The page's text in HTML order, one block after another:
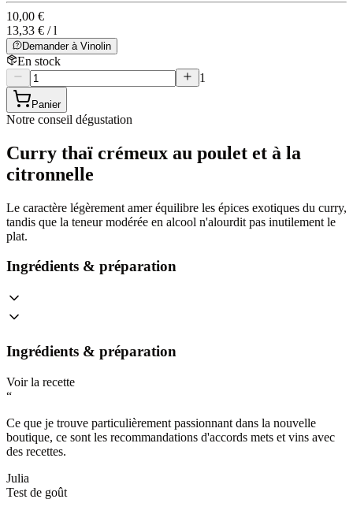
10,00 €
13,33 € / l
Demander à Vinolin
En stock
1
Panier
Notre conseil dégustation
Curry thaï crémeux au poulet et à la
citronnelle
Le caractère légèrement amer équilibre les épices exotiques du curry,
tandis que la teneur modérée en alcool n'alourdit pas inutilement le
plat.
Ingrédients & préparation
Ingrédients & préparation
Voir la recette
“
Ce que je trouve particulièrement passionnant dans la nouvelle
boutique, ce sont les recommandations d'accords mets et vins avec
des recettes.
Julia
Test de goût